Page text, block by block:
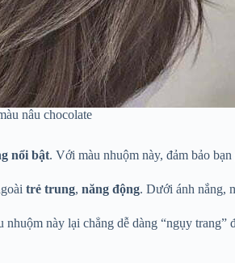
nâu chocolate
nổi bật. Với màu nhuộm này, đảm bảo
trẻ trung, năng động. Dưới ánh nắng,
này lại chẳng dễ dàng “ngụy